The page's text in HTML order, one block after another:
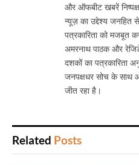
और ऑफबीट खबरें
न्यूज़ का उद्देश्य जनहित
पत्रकारिता को मजबूत
अमरनाथ पाठक और
दशकों का पत्रकारिता
जनपक्षधर सोच के साथ
जीत रहा है।
Related Posts